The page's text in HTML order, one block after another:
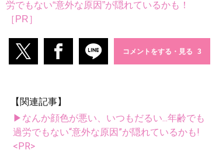
労でもない“意外な原因”が隠れているかも！
［PR］
コメントをする・見る
【関連記事】
▶なんか顔色が悪い、いつもだるい...年齢でも
過労でもない“意外な原因”が隠れているかも!
<PR>